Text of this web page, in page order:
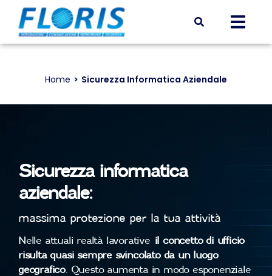
Tu sei qui:
Home Sicurezza Informatica Aziendale
Sicurezza informatica
aziendale:
massima protezione per la tua attività
Nelle attuali realtà lavorative il concetto di ufficio
risulta quasi sempre svincolato da un luogo
geografico. Questo aumenta in modo esponenziale